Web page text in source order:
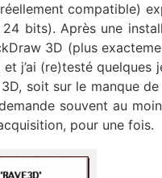
compatible)
bits). Après une
3D (plus
j’ai (re)testé
3D, soit sur le manque
souvent au
pour une fois.